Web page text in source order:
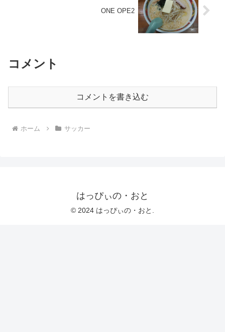
ONE OPE2
コメント
コメントを書き込む
ホーム サッカー
はっぴぃの・おと
© 2024 はっぴぃの・おと.